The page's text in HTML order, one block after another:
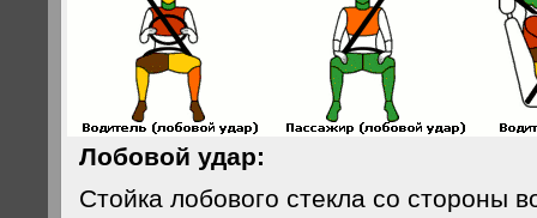
Лобовой удар:
Стойка лобового стекла со стороны